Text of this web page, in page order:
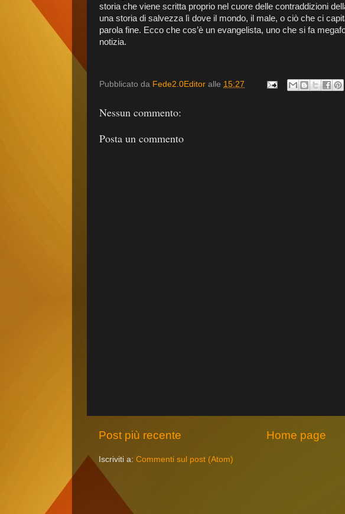
storia che viene scritta proprio nel cuore delle contraddizioni
una storia di salvezza lì dove il mondo, il male, o ciò che ci
parola fine. Ecco che cos’è un evangelista, uno che si fa
notizia.
Pubblicato da Fede2.0Editor alle 15:27
Nessun commento:
Posta un commento
Post più recente Home page
Iscriviti a: Commenti sul post (Atom)